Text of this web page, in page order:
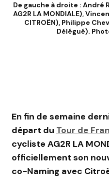
De gauche à droite : André
AG2R LA MONDIALE),
CITROËN), Philippe
Délégué).
En fin de semaine
départ du Tour de
cycliste AG2R LA
officiellement son
co-Naming avec